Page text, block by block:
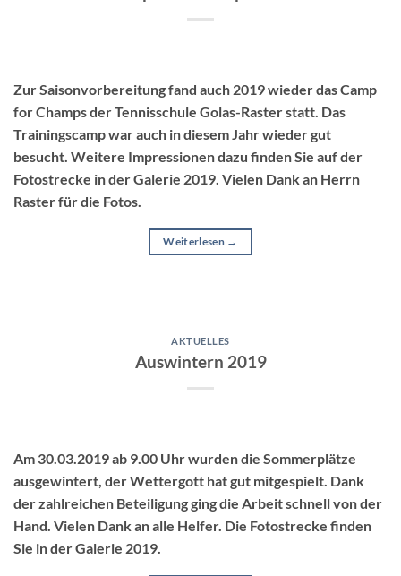
Zur Saisonvorbereitung fand auch 2019 wieder das Camp
for Champs der Tennisschule Golas-Raster statt. Das
Trainingscamp war auch in diesem Jahr wieder gut
besucht. Weitere Impressionen dazu finden Sie auf der
Fotostrecke in der Galerie 2019. Vielen Dank an Herrn
Raster für die Fotos.
Weiterlesen →
AKTUELLES
Auswintern 2019
Am 30.03.2019 ab 9.00 Uhr wurden die Sommerplätze
ausgewintert, der Wettergott hat gut mitgespielt. Dank
der zahlreichen Beteiligung ging die Arbeit schnell von der
Hand. Vielen Dank an alle Helfer. Die Fotostrecke finden
Sie in der Galerie 2019.